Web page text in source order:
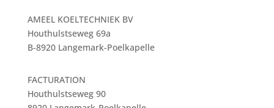
AMEEL KOELTECHNIEK BV
Houthulstseweg 69a
B-8920 Langemark-Poelkapelle
FACTURATION
Houthulstseweg 90